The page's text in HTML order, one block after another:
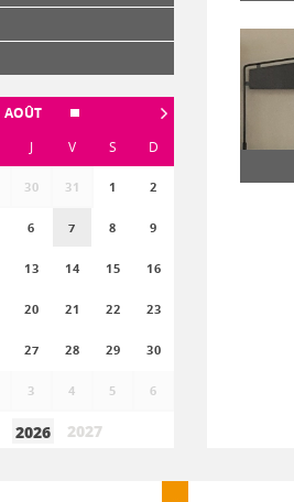
AOÛT
J V S D
30 31 1 2
6 7 8 9
13 14 15 16
20 21 22 23
27 28 29 30
3 4 5 6
2026 2027